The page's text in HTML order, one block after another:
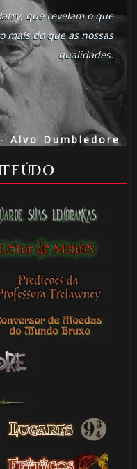
que revelam o que
mais do que as nossas
qualidades.
- Alvo Dumbledore